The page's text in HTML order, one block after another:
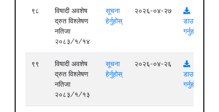
९८
विषादी अवशेष
द्रुत विश्लेषण
नतिजा
२०८३/१/१४
सूचना
हेर्नुहोस्
२०२६-०४-२७
डाउनलोड
गर्नुहोस्
९९
विषादी अवशेष
द्रुत विश्लेषण
नतिजा
२०८३/१/१३
सूचना
हेर्नुहोस्
२०२६-०४-२६
डाउनलोड
गर्नुहोस्